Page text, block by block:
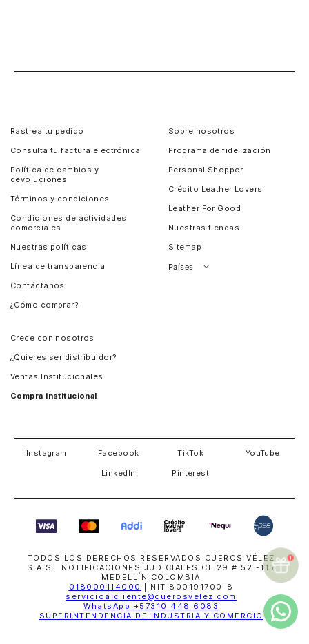
Rastrea tu pedido
Consulta tu factura electrónica
Política de cambios y
devoluciones
Términos y condiciones
Condiciones de actividades
comerciales
Nuestras políticas
Línea de transparencia
Contáctanos
¿Cómo comprar?
Sobre nosotros
Programa de fidelización
Personal Shopper
Crédito Leather Lovers
Leather For Good
Nuestras tiendas
Sitemap
Países
Crece con nosotros
¿Quieres ser distribuidor?
Ventas Institucionales
Compra institucional
Instagram Facebook TikTok YouTube
LinkedIn Pinterest
TODOS LOS DERECHOS RESERVADOS CUEROS VÉLEZ
S.A.S. NOTIFICACIONES JUDICIALES CL 29 # 52 -115
MEDELLÍN COLOMBIA
018000114000
| NIT 800191700-8
servicioalcliente@cuerosvelez.com
WhatsApp +57310 448 6083
SUPERINTENDENCIA DE INDUSTRIA Y COMERCIO